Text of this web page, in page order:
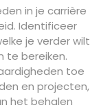
in je carrière
Identificeer
je verder wilt
te bereiken.
toe
en projecten,
het behalen